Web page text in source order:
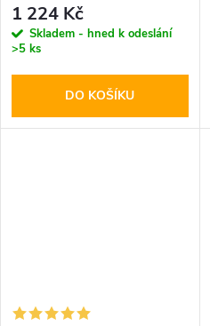
1 224 Kč
Skladem - hned k odeslání
>5 ks
DO KOŠÍKU